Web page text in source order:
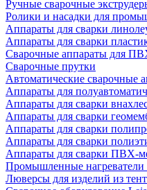
Ручные сварочные
Ролики и насадки для
Аппараты для сварки
Аппараты для сварки
Сварочные аппараты для
Сварочные прутки
Автоматические сварочные
Аппараты для
Аппараты для сварки
Аппараты для сварки
Аппараты для сварки
Аппараты для сварки
Аппараты для сварки ПВХ-
Промышленные нагреватели
Люверсы для изделий из